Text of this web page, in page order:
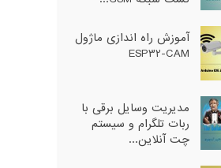
آموزش راه اندازی ماژول
ESP32-CAM
مدیریت وسایل برقی با
ربات تلگرام و سیستم
چت آنلاین...